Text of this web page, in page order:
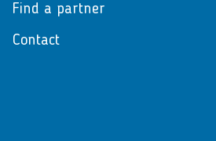
Find a partner
Contact